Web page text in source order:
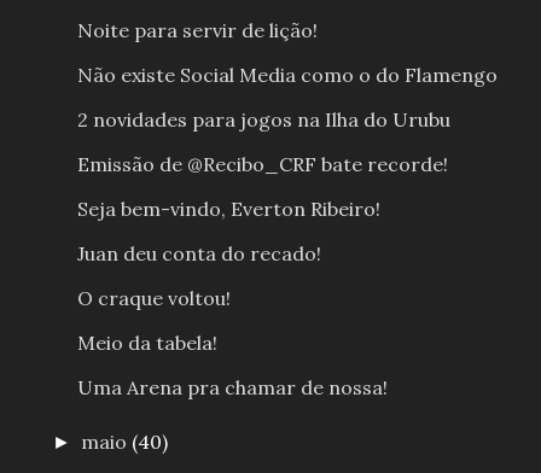
Noite para servir de lição!
Não existe Social Media como o do Flamengo
2 novidades para jogos na Ilha do Urubu
Emissão de @Recibo_CRF bate recorde!
Seja bem-vindo, Everton Ribeiro!
Juan deu conta do recado!
O craque voltou!
Meio da tabela!
Uma Arena pra chamar de nossa!
► maio (40)